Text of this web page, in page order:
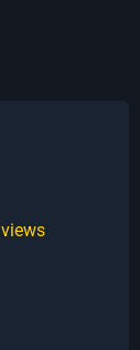
views